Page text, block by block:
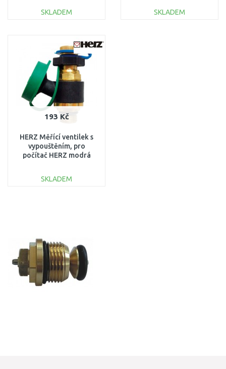
SKLADEM
Porovnat
SKLADEM
193 Kč
HERZ Měřící ventilek s
vypouštěním, pro
počítač HERZ modrá
SKLADEM